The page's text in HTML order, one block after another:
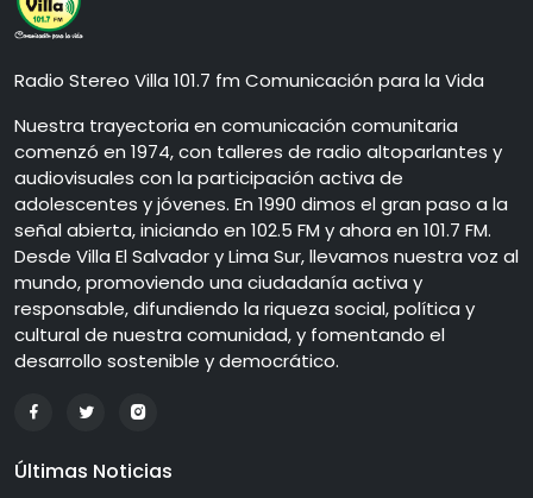
Radio Stereo Villa 101.7 fm Comunicación para la Vida
Nuestra trayectoria en comunicación comunitaria
comenzó en 1974, con talleres de radio altoparlantes y
audiovisuales con la participación activa de
adolescentes y jóvenes. En 1990 dimos el gran paso a la
señal abierta, iniciando en 102.5 FM y ahora en 101.7 FM.
Desde Villa El Salvador y Lima Sur, llevamos nuestra voz al
mundo, promoviendo una ciudadanía activa y
responsable, difundiendo la riqueza social, política y
cultural de nuestra comunidad, y fomentando el
desarrollo sostenible y democrático.
Últimas Noticias